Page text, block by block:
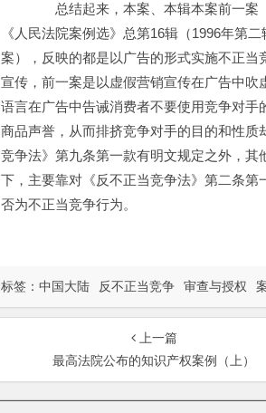
总结起来，本案、本辑本案前一案
《人民法院案例选》总第16辑（1996年第
案），反映的都是以广告的形式实施不正
宣传，前一案是以虚假营销宣传在广告中
语言在广告中告诫消费者不要使用竞争对
商品声誉，从而排挤竞争对手的目的和性
竞争法》第九条第一款有明文规定之外，
下，主要靠对《反不正当竞争法》第二条
否为不正当竞争行为。
标签：中国大陆 反不正当竞争 审查与授权
上一篇
最高法院公布的知识产权案例（上）